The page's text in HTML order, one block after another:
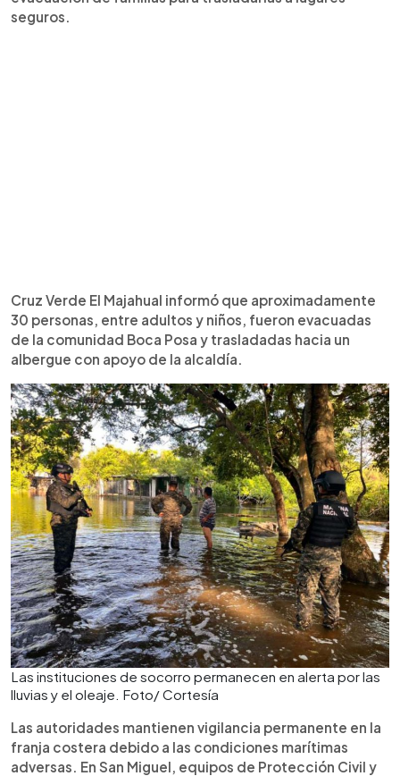
seguros.
Cruz Verde El Majahual informó que aproximadamente
30 personas, entre adultos y niños, fueron evacuadas
de la comunidad Boca Posa y trasladadas hacia un
albergue con apoyo de la alcaldía.
Las instituciones de socorro permanecen en alerta por las
lluvias y el oleaje. Foto/ Cortesía
Las autoridades mantienen vigilancia permanente en la
franja costera debido a las condiciones marítimas
adversas. En San Miguel, equipos de Protección Civil y